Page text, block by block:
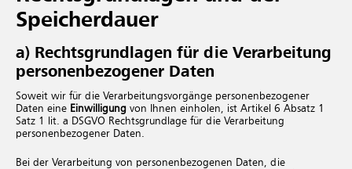
Speicherdauer
a) Rechtsgrundlagen für die Verarbeitung
personenbezogener Daten
Soweit wir für die Verarbeitungsvorgänge personenbezogener
Daten eine Einwilligung von Ihnen einholen, ist Artikel 6 Absatz 1
Satz 1 lit. a DSGVO Rechtsgrundlage für die Verarbeitung
personenbezogener Daten.
Bei der Verarbeitung von personenbezogenen Daten, die